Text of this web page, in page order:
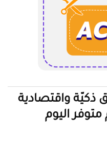
ذكيّة واقتصادية
اليوم